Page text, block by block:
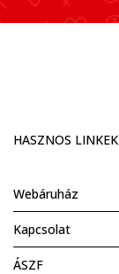
HASZNOS LINKEK
Webáruház
Kapcsolat
ÁSZF